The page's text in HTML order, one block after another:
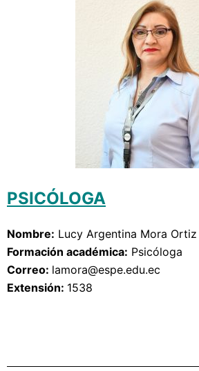
PSICÓLOGA
Nombre: Lucy Argentina Mora Ortiz
Formación académica: Psicóloga
Correo: lamora@espe.edu.ec
Extensión: 1538